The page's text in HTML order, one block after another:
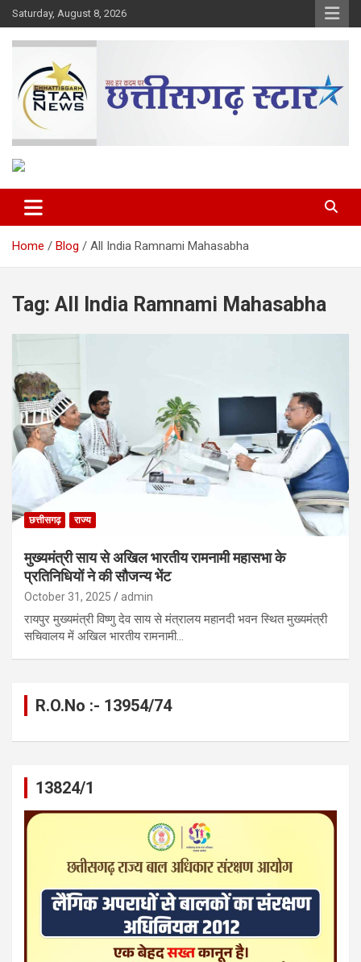
Skip
to
content
Saturday, August 8, 2026
Chhattisgarh Star
Home Blog All India Ramnami Mahasabha
Tag: All India Ramnami Mahasabha
छत्तीसगढ़ राज्य
मुख्यमंत्री साय से अखिल भारतीय रामनामी महासभा के
प्रतिनिधियों ने की सौजन्य भेंट
October 31, 2025 admin
रायपुर मुख्यमंत्री विष्णु देव साय से मंत्रालय महानदी भवन स्थित मुख्यमंत्री
सचिवालय में अखिल भारतीय रामनामी…
R.O.No :- 13954/74
13824/1